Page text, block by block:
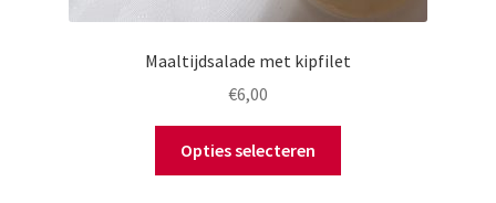
Maaltijdsalade met kipfilet
€6,00
Opties selecteren